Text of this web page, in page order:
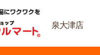
泉大津店